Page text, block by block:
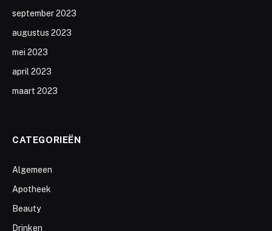
september 2023
augustus 2023
mei 2023
april 2023
maart 2023
CATEGORIEËN
Algemeen
Apotheek
Beauty
Drinken